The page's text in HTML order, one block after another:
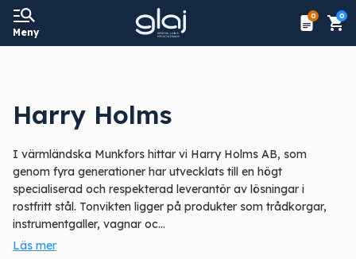
Meny
0 0
Harry Holms
I värmländska Munkfors hittar vi Harry Holms AB, som
genom fyra generationer har utvecklats till en högt
specialiserad och respekterad leverantör av lösningar i
rostfritt stål. Tonvikten ligger på produkter som trådkorgar,
instrumentgaller, vagnar oc...
Läs mer